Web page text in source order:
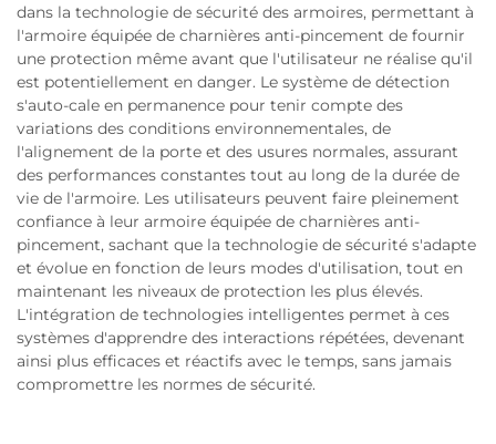
dans la technologie de sécurité des armoires, permettant à
l'armoire équipée de charnières anti-pincement de fournir
une protection même avant que l'utilisateur ne réalise qu'il
est potentiellement en danger. Le système de détection
s'auto-cale en permanence pour tenir compte des
variations des conditions environnementales, de
l'alignement de la porte et des usures normales, assurant
des performances constantes tout au long de la durée de
vie de l'armoire. Les utilisateurs peuvent faire pleinement
confiance à leur armoire équipée de charnières anti-
pincement, sachant que la technologie de sécurité s'adapte
et évolue en fonction de leurs modes d'utilisation, tout en
maintenant les niveaux de protection les plus élevés.
L'intégration de technologies intelligentes permet à ces
systèmes d'apprendre des interactions répétées, devenant
ainsi plus efficaces et réactifs avec le temps, sans jamais
compromettre les normes de sécurité.